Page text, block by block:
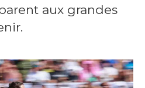
aux grandes